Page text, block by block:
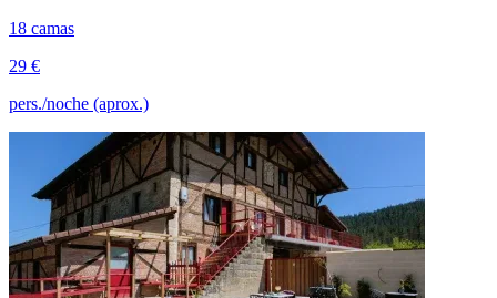
18 camas
29 €
pers./noche (aprox.)